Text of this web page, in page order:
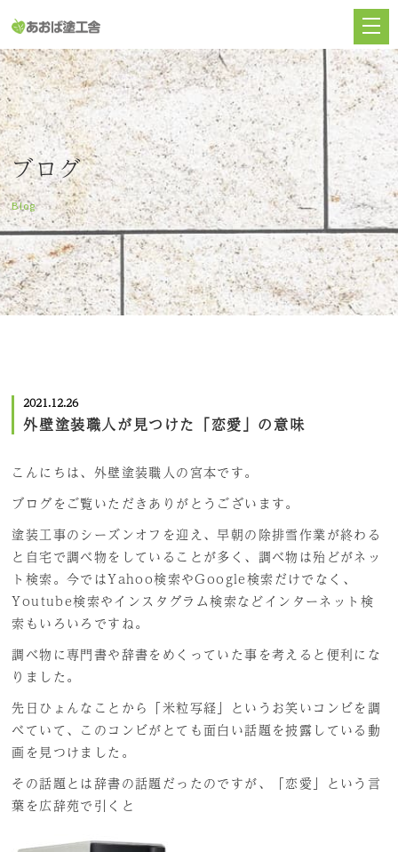
ブログ
Blog
2021.12.26
外壁塗装職人が見つけた「恋愛」の意味
こんにちは、外壁塗装職人の宮本です。
ブログをご覧いただきありがとうございます。
塗装工事のシーズンオフを迎え、早朝の除排雪作業が終わる
と自宅で調べ物をしていることが多く、調べ物は殆どがネッ
ト検索。今ではYahoo検索やGoogle検索だけでなく、
Youtube検索やインスタグラム検索などインターネット検
索もいろいろですね。
調べ物に専門書や辞書をめくっていた事を考えると便利にな
りました。
先日ひょんなことから「米粒写経」というお笑いコンビを調
べていて、このコンビがとても面白い話題を披露している動
画を見つけました。
その話題とは辞書の話題だったのですが、「恋愛」という言
葉を広辞苑で引くと